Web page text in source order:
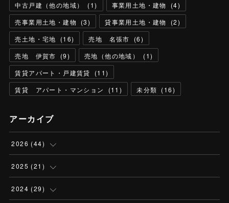
中古戸建（他の地域）
(1) 事業用土地・建物 (4)
売事業用土地・建物
(3) 貸事業用土地・建物 (2)
売土地・宅地
(16) 売地 名張市 (6)
売地 伊賀市
(9) 売地（他の地域） (1)
賃貸アパート・戸建賃貸
(11)
賃貸 アパート・マンション
(11 ) 未分類 (16)
アーカイブ
2026 (44)
(5 )
(13
2025 (21 )
(1)
2024 (29)